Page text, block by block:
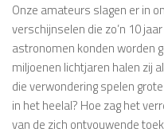
Onze amateurs slagen er in
verschijnselen die zo’n 10
astronomen konden worden
miljoenen lichtjaren halen zij
die verwondering spelen
in het heelal? Hoe zag het
van de zich ontvouwende